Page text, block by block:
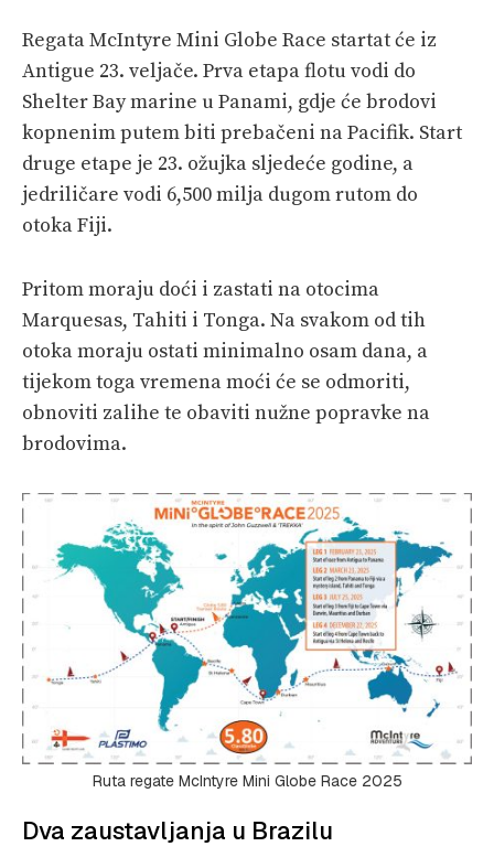
Regata McIntyre Mini Globe Race startat će iz
Antigue 23. veljače. Prva etapa flotu vodi do
Shelter Bay marine u Panami, gdje će brodovi
kopnenim putem biti prebačeni na Pacifik. Start
druge etape je 23. ožujka sljedeće godine, a
jedriličare vodi 6,500 milja dugom rutom do
otoka Fiji.
Pritom moraju doći i zastati na otocima
Marquesas, Tahiti i Tonga. Na svakom od tih
otoka moraju ostati minimalno osam dana, a
tijekom toga vremena moći će se odmoriti,
obnoviti zalihe te obaviti nužne popravke na
brodovima.
Ruta regate McIntyre Mini Globe Race 2025
Dva zaustavljanja u Brazilu